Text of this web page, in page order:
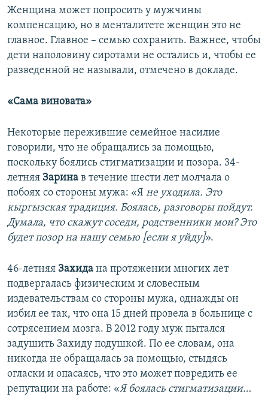
Женщина может попросить у мужчины
компенсацию, но в менталитете женщин это не
главное. Главное – семью сохранить. Важнее, чтобы
дети наполовину сиротами не остались и, чтобы ее
разведенной не называли, отмечено в докладе.
«Сама виновата»
Некоторые пережившие семейное насилие
говорили, что не обращались за помощью,
поскольку боялись стигматизации и позора. 34-
летняя Зарина в течение шести лет молчала о
побоях со стороны мужа: «Я не уходила. Это
кыргызская традиция. Боялась, разговоры пойдут.
Думала, что скажут соседи, родственники мои? Это
будет позор на нашу семью [если я уйду]».
46-летняя Захида на протяжении многих лет
подвергалась физическим и словесным
издевательствам со стороны мужа, однажды он
избил ее так, что она 15 дней провела в больнице с
сотрясением мозга. В 2012 году муж пытался
задушить Захиду подушкой. По ее словам, она
никогда не обращалась за помощью, стыдясь
огласки и опасаясь, что это может повредить ее
репутации на работе: «Я боялась стигматизации…